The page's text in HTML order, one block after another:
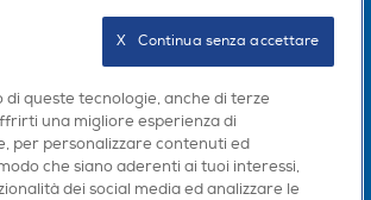
di queste tecnologie, anche di terze
una migliore esperienza di
per personalizzare contenuti ed
che siano aderenti ai tuoi interessi,
dei social media ed analizzare le
X   Continua senza accettare